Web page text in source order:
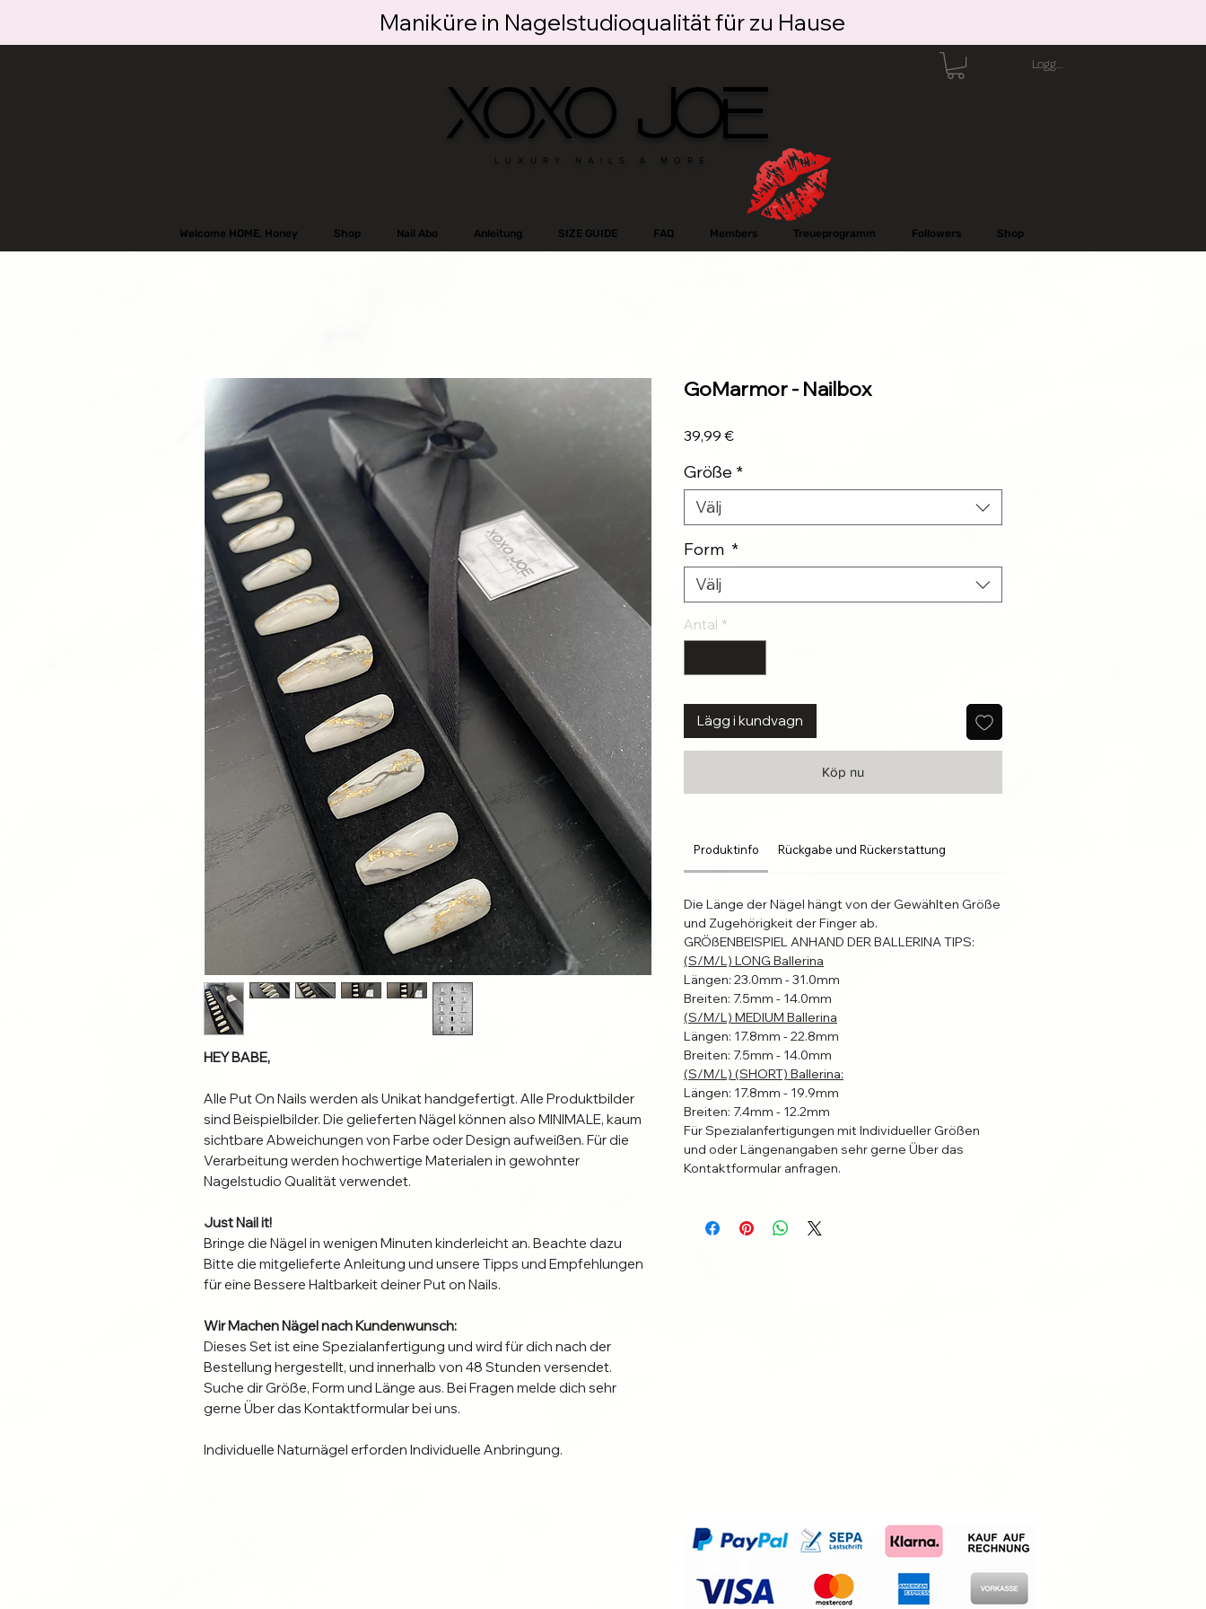
Maniküre in Nagelstudioqualität für zu Hause
XOXO JOE
LUXURY NAILS & MORE
Logga in
Welcome HOME, Honey Shop Nail Abo Anleitung SIZE GUIDE FAQ Members Treueprogramm Followers Shop
HEY BABE,
Alle Put On Nails werden als Unikat handgefertigt. Alle Produktbilder
sind Beispielbilder. Die gelieferten Nägel können also MINIMALE, kaum
sichtbare Abweichungen von Farbe oder Design aufweißen. Für die
Verarbeitung werden hochwertige Materialen in gewohnter
Nagelstudio Qualität verwendet.
Just Nail it!
Bringe die Nägel in wenigen Minuten kinderleicht an. Beachte dazu
Bitte die mitgelieferte Anleitung und unsere Tipps und Empfehlungen
für eine Bessere Haltbarkeit deiner Put on Nails.
Wir Machen Nägel nach Kundenwunsch:
Dieses Set ist eine Spezialanfertigung und wird für dich nach der
Bestellung hergestellt, und innerhalb von 48 Stunden versendet.
Suche dir Größe, Form und Länge aus. Bei Fragen melde dich sehr
gerne Über das Kontaktformular bei uns.
Individuelle Naturnägel erforden Individuelle Anbringung.
GoMarmor - Nailbox
39,99 €Pris
Größe *
Välj
Form *
Välj
Antal *
Lägg i kundvagn
Köp nu
Produktinfo Rückgabe und Rückerstattung
Die Länge der Nägel hängt von der Gewählten Größe
und Zugehörigkeit der Finger ab.
GRÖßENBEISPIEL ANHAND DER BALLERINA TIPS:
(S/M/L) LONG Ballerina
Längen: 23.0mm - 31.0mm
Breiten: 7.5mm - 14.0mm
(S/M/L) MEDIUM Ballerina
Längen: 17.8mm - 22.8mm
Breiten: 7.5mm - 14.0mm
(S/M/L) (SHORT) Ballerina:
Längen: 17.8mm - 19.9mm
Breiten: 7.4mm - 12.2mm
Für Spezialanfertigungen mit Individueller Größen
und oder Längenangaben sehr gerne Über das
Kontaktformular anfragen.